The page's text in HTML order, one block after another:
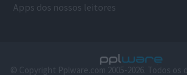
Apps dos nossos leitores
© Copyright Pplware.com 2005-2026. Todos os